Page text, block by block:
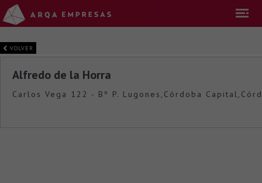
VOLVER
Alfredo de la Horra
Carlos Vega 122 - Bº P. Lugones,Córdoba